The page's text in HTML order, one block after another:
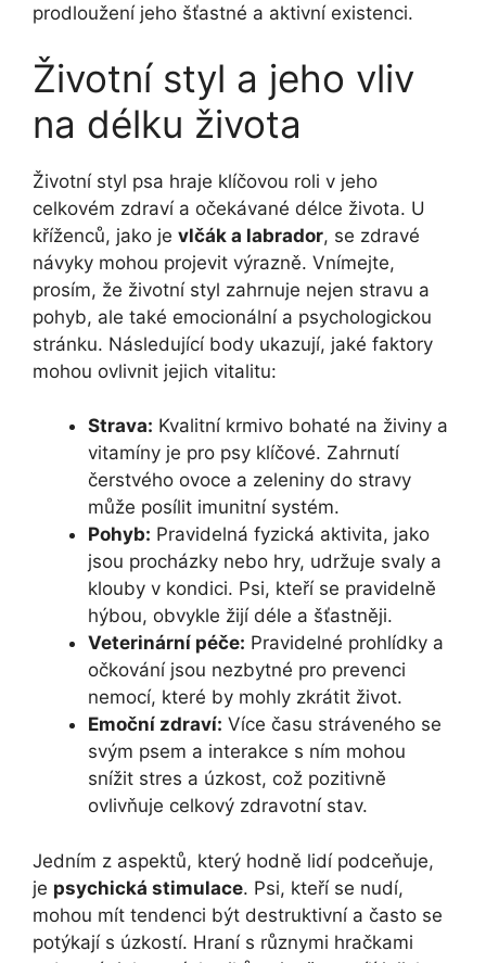
prodloužení jeho šťastné a aktivní existenci.
Životní styl a jeho vliv
na délku života
Životní styl psa hraje klíčovou roli v jeho
celkovém zdraví a očekávané délce života. U
kříženců, jako je vlčák a labrador, se zdravé
návyky mohou projevit výrazně. Vnímejte,
prosím, že životní styl zahrnuje nejen stravu a
pohyb, ale také emocionální a psychologickou
stránku. Následující body ukazují, jaké faktory
mohou ovlivnit jejich vitalitu:
Strava: Kvalitní krmivo bohaté na živiny a
vitamíny je pro psy klíčové. Zahrnutí
čerstvého ovoce a zeleniny do stravy
může posílit imunitní systém.
Pohyb: Pravidelná fyzická aktivita, jako
jsou procházky nebo hry, udržuje svaly a
klouby v kondici. Psi, kteří se pravidelně
hýbou, obvykle žijí déle a šťastněji.
Veterinární péče: Pravidelné prohlídky a
očkování jsou nezbytné pro prevenci
nemocí, které by mohly zkrátit život.
Emoční zdraví: Více času stráveného se
svým psem a interakce s ním mohou
snížit stres a úzkost, což pozitivně
ovlivňuje celkový zdravotní stav.
Jedním z aspektů, který hodně lidí podceňuje,
je psychická stimulace. Psi, kteří se nudí,
mohou mít tendenci být destruktivní a často se
potýkají s úzkostí. Hraní s různymi hračkami